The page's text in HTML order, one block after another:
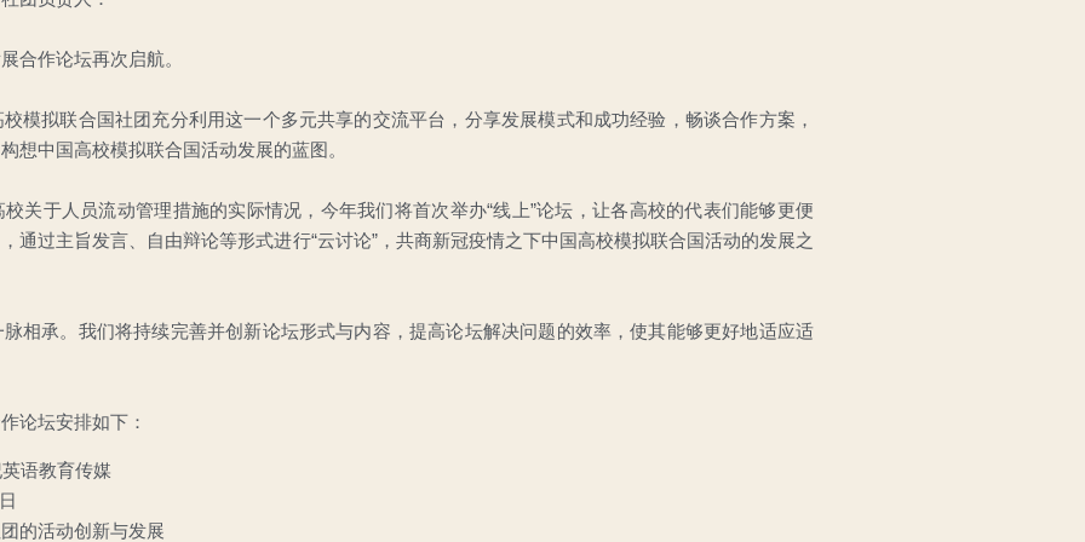
合作论坛再次启航。
模拟联合国社团充分利用这一个多元共享的交流平台，分享发展模式和成功经验，畅谈合作方案，
想中国高校模拟联合国活动发展的蓝图。
关于人员流动管理措施的实际情况，今年我们将首次举办“线上”论坛，让各高校的代表们能够更便
通过主旨发言、自由辩论等形式进行“云讨论”，共商新冠疫情之下中国高校模拟联合国活动的发展之
相承。我们将持续完善并创新论坛形式与内容，提高论坛解决问题的效率，使其能够更好地适应适
论坛安排如下：
语教育传媒
的活动创新与发展